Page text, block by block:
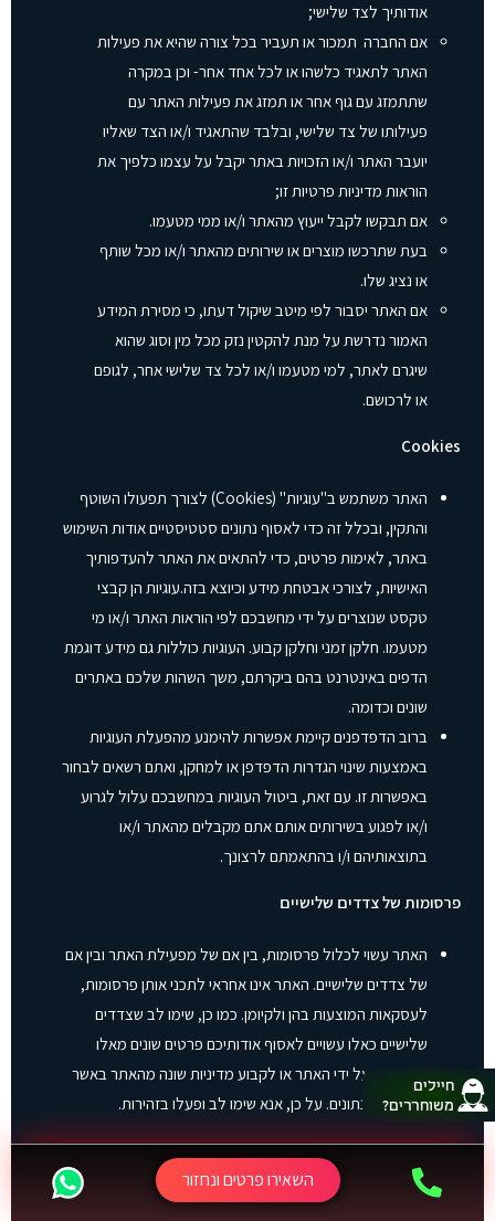
חיילים
משוחררים?
אודותיך לצד שלישי;
אם החברה תמכור או תעביר בכל צורה שהיא את פעילות
האתר לתאגיד כלשהו או לכל אחד אחר- וכן במקרה
שתתמזג עם גוף אחר או תמזג את פעילות האתר עם
פעילותו של צד שלישי, ובלבד שהתאגיד ו/או הצד שאליו
יועבר האתר ו/או הזכויות באתר יקבל על עצמו כלפיך את
הוראות מדיניות פרטיות זו;
אם תבקשו לקבל ייעוץ מהאתר ו/או ממי מטעמו.
בעת שתרכשו מוצרים או שירותים מהאתר ו/או מכל שותף
או נציג שלו.
אם האתר יסבור לפי מיטב שיקול דעתו, כי מסירת המידע
האמור נדרשת על מנת להקטין נזק מכל מין וסוג שהוא
שיגרם לאתר, למי מטעמו ו/או לכל צד שלישי אחר, לגופם
או לרכושם.
Cookies
האתר משתמש ב"עוגיות" (Cookies) לצורך תפעולו השוטף
והתקין, ובכלל זה כדי לאסוף נתונים סטטיסטיים אודות השימוש
באתר, לאימות פרטים, כדי להתאים את האתר להעדפותיך
האישיות, לצורכי אבטחת מידע וכיוצא בזה.עוגיות הן קבצי
טקסט שנוצרים על ידי מחשבכם לפי הוראות האתר ו/או מי
מטעמו. חלקן זמני וחלקן קבוע. העוגיות כוללות גם מידע דוגמת
הדפים באינטרנט בהם ביקרתם, משך השהות שלכם באתרים
שונים וכדומה.
ברוב הדפדפנים קיימת אפשרות להימנע מהפעלת העוגיות
באמצעות שינוי הגדרות הדפדפן או למחקן, ואתם רשאים לבחור
באפשרות זו. עם זאת, ביטול העוגיות במחשבכם עלול לגרוע
ו/או לפגוע בשירותים אותם אתם מקבלים מהאתר ו/או
בתוצאותיהם ו/ו בהתאמתם לרצונך.
פרסומות של צדדים שלישיים
האתר עשוי לכלול פרסומות, בין אם של מפעילת האתר ובין אם
של צדדים שלישיים. האתר אינו אחראי לתכני אותן פרסומות,
לעסקאות המוצעות בהן ולקיומן. כמו כן, שימו לב שצדדים
שלישיים כאלו עשויים לאסוף אודותיכם פרטים שונים מאלו
הנאספים על ידי האתר או לקבוע מדיניות שונה מהאתר באשר
לחשיפת הנתונים. על כן, אנא שימו לב ופעלו בזהירות.
אבטחת מידע
על אף שמערכות לאבטחת מידע אמורות לספק הגנה, פעמים
השאירו פרטים ונחזור